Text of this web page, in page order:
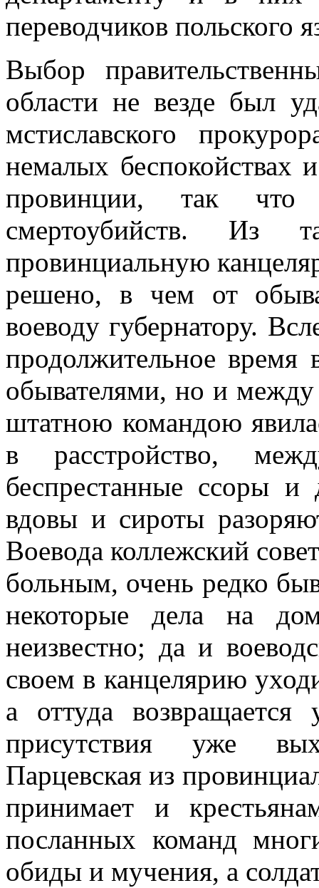
переводчиков польского
Выбор
области не везде был
мстиславского
немалых беспокойствах
провинции, так
смертоубийств. Из
провинциальную
решено, в чем от
воеводу губернатору.
продолжительное время
обывателями, но и
штатною командою
в расстройство,
беспрестанные ссоры и
вдовы и сироты
Воевода коллежский
больным, очень редко
некоторые дела на
неизвестно; да и
своем в канцелярию
а оттуда
присутствия уже
Парцевская из
принимает и
посланных команд
обиды и мучения, а